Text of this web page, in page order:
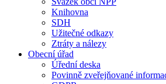
Knihovna
SDH
Užitečné odkazy
Ztráty a nálezy
Obecní úřad
Úřední deska
Povinně zveřejňované